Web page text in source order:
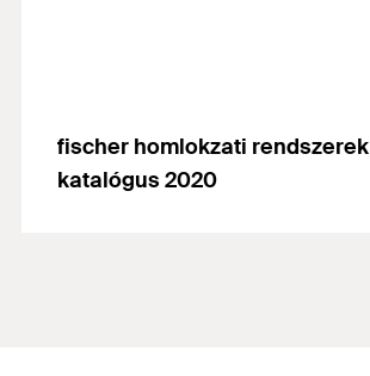
fischer homlokzati rendszerek
katalógus 2020